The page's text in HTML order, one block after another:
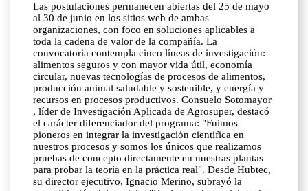
Las postulaciones permanecen abiertas del 25 de mayo
al 30 de junio en los sitios web de ambas
organizaciones, con foco en soluciones aplicables a
toda la cadena de valor de la compañía. La
convocatoria contempla cinco líneas de investigación:
alimentos seguros y con mayor vida útil, economía
circular, nuevas tecnologías de procesos de alimentos,
producción animal saludable y sostenible, y energía y
recursos en procesos productivos. Consuelo Sotomayor
, líder de Investigación Aplicada de Agrosuper, destacó
el carácter diferenciador del programa: "Fuimos
pioneros en integrar la investigación científica en
nuestros procesos y somos los únicos que realizamos
pruebas de concepto directamente en nuestras plantas
para probar la teoría en la práctica real". Desde Hubtec,
su director ejecutivo, Ignacio Merino, subrayó la